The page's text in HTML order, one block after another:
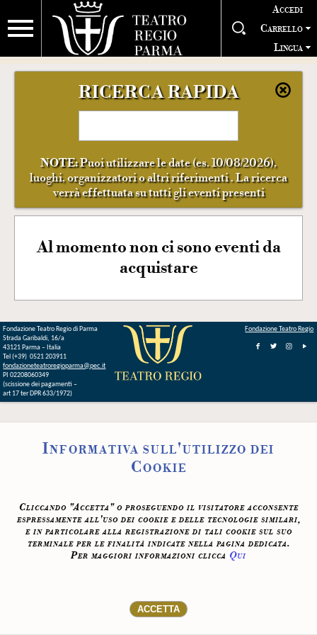
Accedi
Carrello
Lingua
RICERCA RAPIDA
NOTE:Puoi utilizzare le date (es. 10/08/2026),
luoghi, organizzatori o altri riferimenti . La ricerca
verrà effettuata su tutti gli eventi presenti
Al momento non ci sono eventi da
acquistare
Informativa sull'utilizzo dei
Cookie
Cliccando "Accetta" o proseguendo il visitatore acconsente
espressamente all'uso dei cookie e delle tecnologie similari,
e in particolare alla registrazione di tali cookie sul suo
terminale per le finalità indicate nella pagina dedicata.
Per maggiori informazioni clicca Qui
Fondazione Teatro Regio di Parma
Strada Garibaldi, 16/a
43121 Parma – Italia
Tel (+39) 0521 203911
fondazioneteatroregioparma@pec.it
PI 02208060349
(scissione dei pagamenti –
art 17 ter DPR 633/1972)
Fondazione Teatro Regio